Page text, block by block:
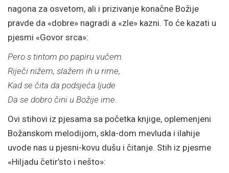
nagona za osvetom, ali i prizivanje konačne Božije
pravde da «dobre» nagradi a «zle» kazni. To će kazati u
pjesmi «Govor srca»:
Pero s tintom po papiru vučem.
Riječi nižem, slažem ih u rime,
Kad se čita da podsjeća ljude
Da se dobro čini u Božije ime.
Ovi stihovi iz pjesama sa početka knjige, oplemenjeni
Božanskom melodijom, skla-dom mevluda i ilahije
uvode nas u pjesni-kovu dušu i čitanje. Stih iz pjesme
«Hiljadu četir’sto i nešto»: